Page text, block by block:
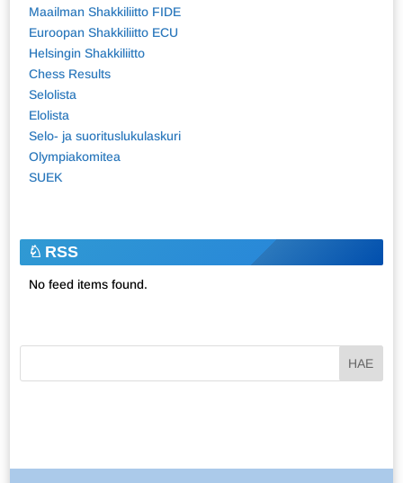
Maailman Shakkiliitto FIDE
Euroopan Shakkiliitto ECU
Helsingin Shakkiliitto
Chess Results
Selolista
Elolista
Selo- ja suorituslukulaskuri
Olympiakomitea
SUEK
RSS
No feed items found.